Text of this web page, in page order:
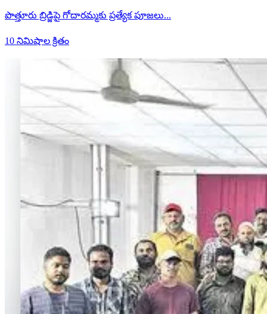
పొత్తూరు బ్రిడ్జిపై గోదారమ్మకు ప్రత్యేక పూజలు...
10 నిమిషాల క్రితం